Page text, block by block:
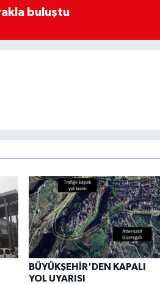
buluştu
BÜYÜKŞEHİR'DEN KAPALI
YOL UYARISI